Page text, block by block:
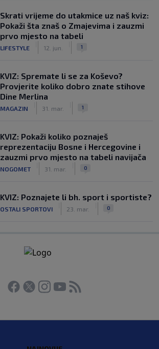
Skrati vrijeme do utakmice uz naš kviz:
Pokaži šta znaš o Zmajevima i zauzmi
prvo mjesto na tabeli
LIFESTYLE 12. jun. 1
KVIZ: Spremate li se za Koševo?
Provjerite koliko dobro znate stihove
Dine Merlina
MAGAZIN 31. mar. 1
KVIZ: Pokaži koliko poznaješ
reprezentaciju Bosne i Hercegovine i
zauzmi prvo mjesto na tabeli navijača
NOGOMET 31. mar. 0
KVIZ: Poznajete li bh. sport i sportiste?
OSTALI SPORTOVI 23. mar. 0